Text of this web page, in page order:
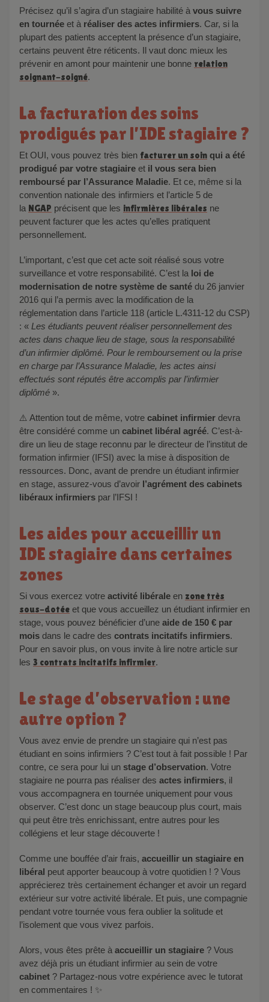
Précisez qu’il s’agira d’un stagiaire habilité à vous suivre
en tournée et à réaliser des actes infirmiers. Car, si la
plupart des patients acceptent la présence d’un stagiaire,
certains peuvent être réticents. Il vaut donc mieux les
prévenir en amont pour maintenir une bonne relation
soignant-soigné.
La facturation des soins
prodigués par l’IDE stagiaire ?
Et OUI, vous pouvez très bien facturer un soin qui a été
prodigué par votre stagiaire et il vous sera bien
remboursé par l’Assurance Maladie. Et ce, même si la
convention nationale des infirmiers et l’article 5 de
la NGAP précisent que les infirmières libérales ne
peuvent facturer que les actes qu’elles pratiquent
personnellement.
L’important, c’est que cet acte soit réalisé sous votre
surveillance et votre responsabilité. C’est la loi de
modernisation de notre système de santé du 26 janvier
2016 qui l’a permis avec la modification de la
réglementation dans l’article 118 (article L.4311-12 du CSP)
: « Les étudiants peuvent réaliser personnellement des
actes dans chaque lieu de stage, sous la responsabilité
d’un infirmier diplômé. Pour le remboursement ou la prise
en charge par l’Assurance Maladie, les actes ainsi
effectués sont réputés être accomplis par l’infirmier
diplômé ».
⚠️ Attention tout de même, votre cabinet infirmier devra
être considéré comme un cabinet libéral agréé. C’est-à-
dire un lieu de stage reconnu par le directeur de l’institut de
formation infirmier (IFSI) avec la mise à disposition de
ressources. Donc, avant de prendre un étudiant infirmier
en stage, assurez-vous d’avoir l’agrément des cabinets
libéraux infirmiers par l’IFSI !
Les aides pour accueillir un
IDE stagiaire dans certaines
zones
Si vous exercez votre activité libérale en zone très
sous-dotée et que vous accueillez un étudiant infirmier en
stage, vous pouvez bénéficier d’une aide de 150 € par
mois dans le cadre des contrats incitatifs infirmiers.
Pour en savoir plus, on vous invite à lire notre article sur
les 3 contrats incitatifs infirmier.
Le stage d’observation : une
autre option ?
Vous avez envie de prendre un stagiaire qui n’est pas
étudiant en soins infirmiers ? C’est tout à fait possible ! Par
contre, ce sera pour lui un stage d’observation. Votre
stagiaire ne pourra pas réaliser des actes infirmiers, il
vous accompagnera en tournée uniquement pour vous
observer. C’est donc un stage beaucoup plus court, mais
qui peut être très enrichissant, entre autres pour les
collégiens et leur stage découverte !
Comme une bouffée d’air frais, accueillir un stagiaire en
libéral peut apporter beaucoup à votre quotidien ! ? Vous
apprécierez très certainement échanger et avoir un regard
extérieur sur votre activité libérale. Et puis, une compagnie
pendant votre tournée vous fera oublier la solitude et
l’isolement que vous vivez parfois.
Alors, vous êtes prête à accueillir un stagiaire ? Vous
avez déjà pris un étudiant infirmier au sein de votre
cabinet ? Partagez-nous votre expérience avec le tutorat
en commentaires ! ✨